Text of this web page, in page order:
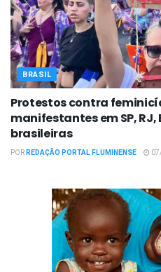
BRASIL
Protestos contra
manifestantes em SP,
brasileiras
PORREDAÇÃO PORTAL FLUMINENSE